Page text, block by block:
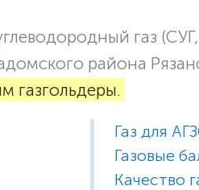
газ
района
газгольдеры.
Газ для
Газовые
Качество